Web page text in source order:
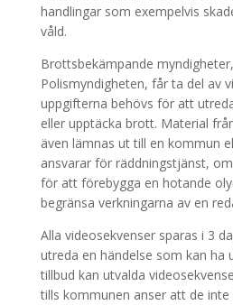
handlingar som exempelvis
våld.
Brottsbekämpande
Polismyndigheten, får ta del av
uppgifterna behövs för att
eller upptäcka brott. Material
även lämnas ut till en kommun
ansvarar för räddningstjänst,
för att förebygga en hotande
begränsa verkningarna av en
Alla videosekvenser sparas i 3
utreda en händelse som kan ha
tillbud kan utvalda
tills kommunen anser att de inte